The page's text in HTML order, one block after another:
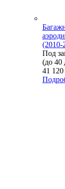
(2010-
Под
(до 40
41